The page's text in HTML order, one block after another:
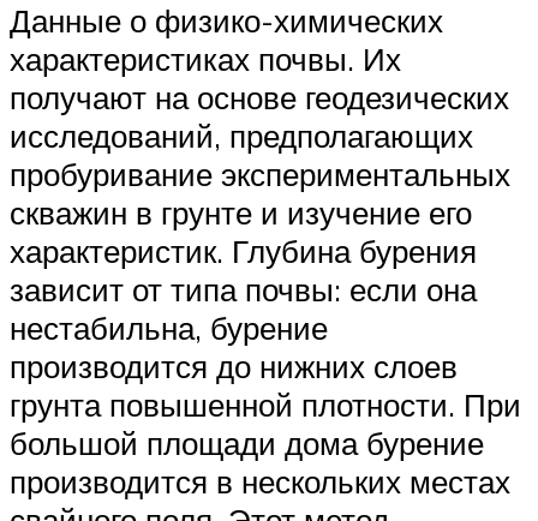
Данные о физико-химических
характеристиках почвы. Их
получают на основе геодезических
исследований, предполагающих
пробуривание экспериментальных
скважин в грунте и изучение его
характеристик. Глубина бурения
зависит от типа почвы: если она
нестабильна, бурение
производится до нижних слоев
грунта повышенной плотности. При
большой площади дома бурение
производится в нескольких местах